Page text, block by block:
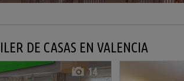
DE CASAS EN VALENCIA
14